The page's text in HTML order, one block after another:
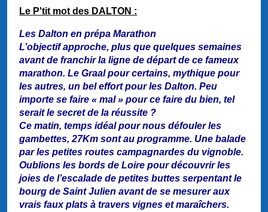
Le P'tit mot des DALTON :
Les Dalton en prépa Marathon
L’objectif approche, plus que quelques semaines
avant de franchir la ligne de départ de ce fameux
marathon. Le Graal pour certains, mythique pour
les autres, un bel effort pour les Dalton. Peu
importe se faire « mal » pour ce faire du bien, tel
serait le secret de la réussite ?
Ce matin, temps idéal pour nous défouler les
gambettes, 27Km sont au programme. Une balade
par les petites routes campagnardes du vignoble.
Oublions les bords de Loire pour découvrir les
joies de l’escalade de petites buttes serpentant le
bourg de Saint Julien avant de se mesurer aux
vrais faux plats à travers vignes et maraîchers.